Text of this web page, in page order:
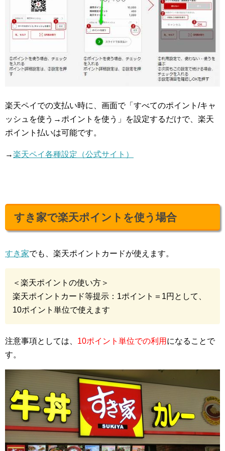
楽天ペイでの支払い時に、画面で「すべてのポイント/キャ
ッシュを使う→ポイントを使う」を設定するだけで、楽天
ポイント払いは可能です。
→楽天ペイ各種設定（公式サイト）
すき家で楽天ポイントを使う場合
すき家でも、楽天ポイントカードが使えます。
＜楽天ポイントの使い方＞
楽天ポイントカード等提示：1ポイント＝1円として、
10ポイント単位で使えます
注意事項としては、 10ポイント単位での利用 になることで
す。